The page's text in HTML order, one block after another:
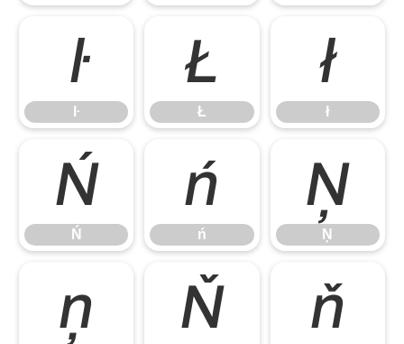
ŀ
ŀ
Ł
Ł
ł
ł
Ń
Ń
ń
ń
Ņ
Ņ
ņ Ň ň